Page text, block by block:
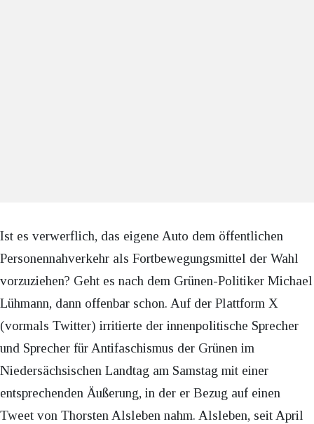
Ist es verwerflich, das eigene Auto dem öffentlichen
Personennahverkehr als Fortbewegungsmittel der Wahl
vorzuziehen? Geht es nach dem Grünen-Politiker Michael
Lühmann, dann offenbar schon. Auf der Plattform X
(vormals Twitter) irritierte der innenpolitische Sprecher
und Sprecher für Antifaschismus der Grünen im
Niedersächsischen Landtag am Samstag mit einer
entsprechenden Äußerung, in der er Bezug auf einen
Tweet von Thorsten Alsleben nahm. Alsleben, seit April